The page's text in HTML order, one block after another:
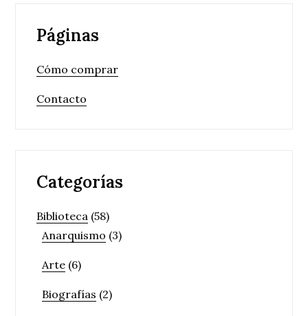
Páginas
Cómo comprar
Contacto
Categorías
Biblioteca (58)
Anarquismo (3)
Arte (6)
Biografías (2)